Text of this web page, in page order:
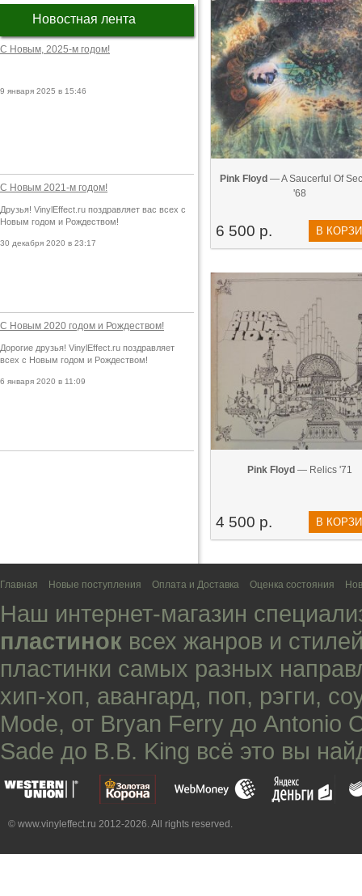
Новостная лента
С Новым, 2025-м годом!
9 января 2025 в 15:46
С Новым 2021-м годом!
Друзья! VinylEffect.ru поздравляет вас всех с
Новым годом и Рождеством!
30 декабря 2020 в 23:17
С Новым 2020 годом и Рождеством!
Дорогие друзья! VinylEffect.ru поздравляет
всех с Новым годом и Рождеством!
6 января 2020 в 11:09
Pink Floyd — A Saucerful Of
'68
6 500 р. В
Pink Floyd — Relics '71
4 500 р. В
Главная Новые поступления Оплата и Доставка Оценка состояния
Наш интернет-магазин
пластинок всех жанров и
пластинки самых разных
хип-хоп, авангард, поп, рэгги,
Mode, от Bryan Ferry до Antonio
Sade до B.B. King всё это вы
© www.vinyleffect.ru 2012-2026. All rights reserved.